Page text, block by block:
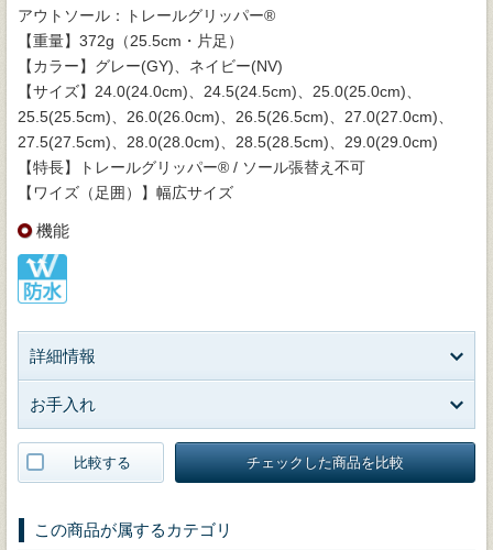
アウトソール：トレールグリッパー®
【重量】372g（25.5cm・片足）
【カラー】グレー(GY)、ネイビー(NV)
【サイズ】24.0(24.0cm)、24.5(24.5cm)、25.0(25.0cm)、
25.5(25.5cm)、26.0(26.0cm)、26.5(26.5cm)、27.0(27.0cm)、
27.5(27.5cm)、28.0(28.0cm)、28.5(28.5cm)、29.0(29.0cm)
【特長】トレールグリッパー® / ソール張替え不可
【ワイズ（足囲）】幅広サイズ
機能
詳細情報
お手入れ
比較する チェックした商品を比較
この商品が属するカテゴリ